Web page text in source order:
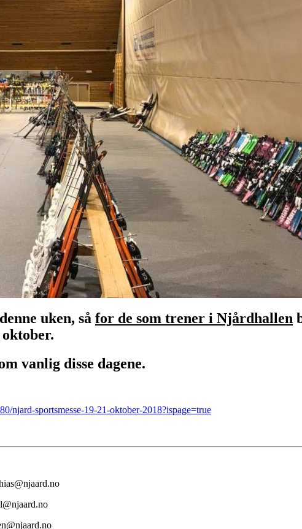
uken, så for de som trener i Njårdhallen
vanlig disse dagene.
njard-sportsmesse-19-21-oktober-2018?ispage=true